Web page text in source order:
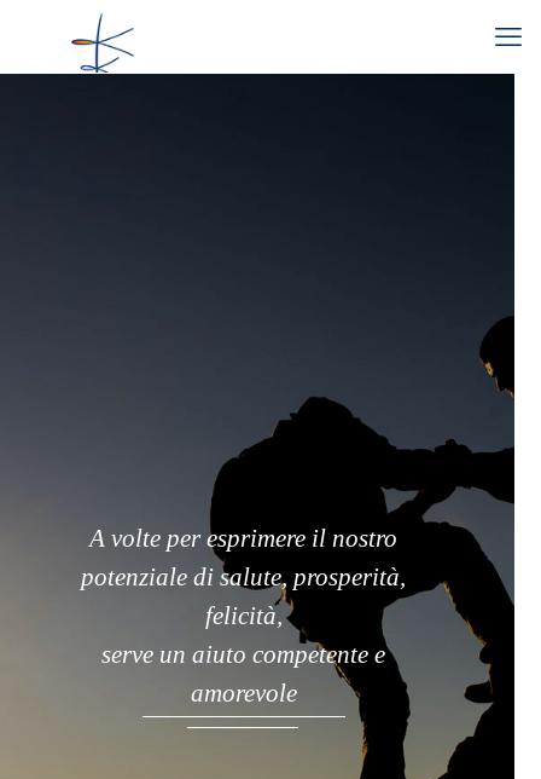
A volte per esprimere il nostro
potenziale di salute, prosperità,
felicità,
serve un aiuto competente e
amorevole